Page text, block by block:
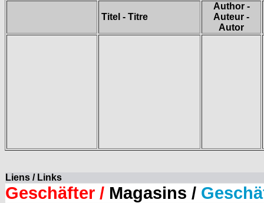
Titel - Titre
Author -
Auteur -
Autor
Liens / Links
Geschäfter / Magasins /